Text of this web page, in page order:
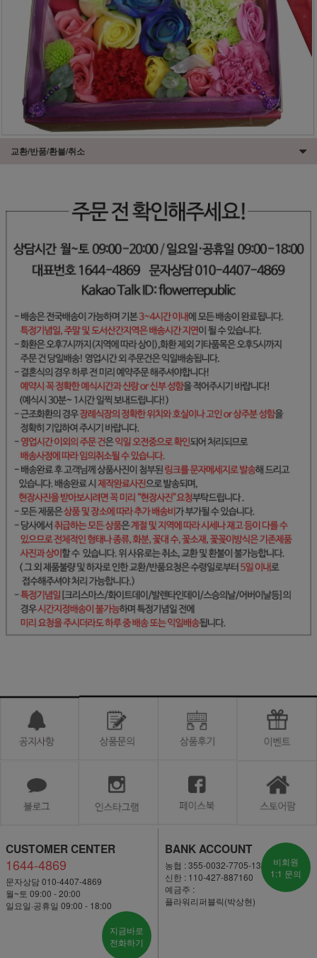
교환/반품/환불/취소
CUSTOMER CENTER
1644-4869
문자상담 010-4407-4869
월~토 09:00 - 20:00
일요일·공휴일 09:00 - 18:00
지금바로
전화하기
BANK ACCOUNT
농협 : 355-0032-7705-13
신한 : 110-427-887160
예금주 :
플라워리퍼블릭(박상현)
비회원
1:1 문의